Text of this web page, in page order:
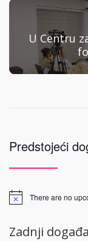
U Centru
Predstojeći
There are no
Zadnji